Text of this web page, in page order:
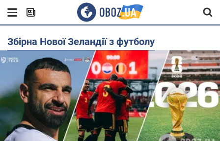
Збірна Нової Зеландії з футболу